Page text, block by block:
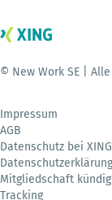
© New Work SE |
Impressum
AGB
Datenschutz bei XING
Datenschutzerklärung
Mitgliedschaft
Tracking